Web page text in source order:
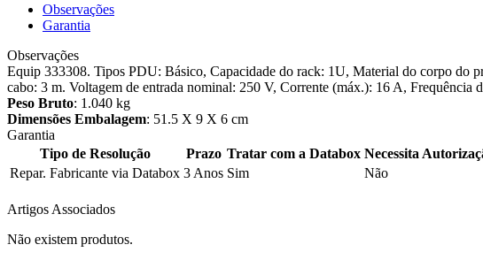
Observações
Garantia
Observações
Equip 333308. Tipos PDU: Básico, Capacidade do rack: 1U, Material do corpo do
cabo: 3 m. Voltagem de entrada nominal: 250 V, Corrente (máx.): 16 A,
Peso Bruto: 1.040 kg
Dimensões Embalagem: 51.5 X 9 X 6 cm
Garantia
Tipo de Resolução
Prazo Tratar com a Databox Necessita
Repar. Fabricante via Databox 3 Anos Sim Não
Artigos Associados
Não existem produtos.